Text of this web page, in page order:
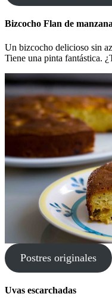
Bizcocho Flan de
Un bizcocho delicioso sin
Tiene una pinta fantástica.
Postres originales
Uvas escarchadas